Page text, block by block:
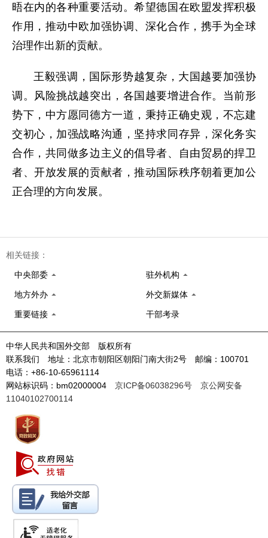
晤在内的各种重要活动。希望德国在欧盟发挥积极
作用，推动中欧加强协调、深化合作，携手为全球
治理作出新的贡献。
王毅强调，国际形势越复杂，大国越要加强协
调。风险挑战越突出，各国越要增进合作。当前形
势下，中方愿同德方一道，秉持正确史观，不忘建
交初心，加强战略沟通，坚持求同存异，深化务实
合作，共同做多边主义的倡导者、自由贸易的捍卫
者、开放发展的贡献者，推动国际秩序朝着更加公
正合理的方向发展。
相关链接：
中央部委 驻外机构
地方外办 外交新媒体
重要链接 干部考录
中华人民共和国外交部 版权所有
联系我们 地址：北京市朝阳区朝阳门南大街2号 邮编：100701
电话：+86-10-65961114
网站标识码：bm02000004 京ICP备06038296号
京公网安备
11040102700114